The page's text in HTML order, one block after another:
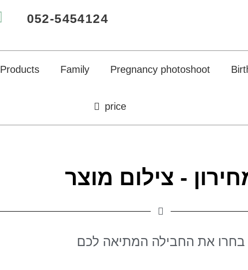
052-5454124
Pregnancy photoshoot
Family
Products
price
- צילום מוצר
בחרו את החבילה המתיאה לכם